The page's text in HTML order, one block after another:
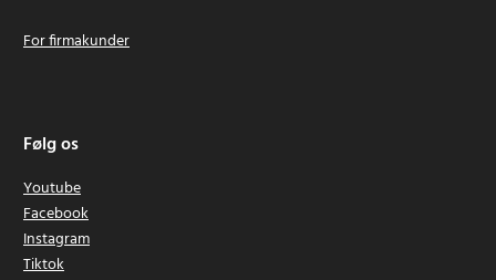
For firmakunder
Følg os
Youtube
Facebook
Instagram
Tiktok